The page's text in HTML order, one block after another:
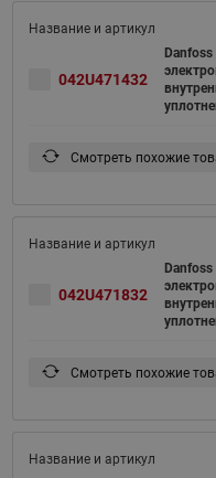
042U471432
Смотреть похожие
042U471832
Смотреть похожие